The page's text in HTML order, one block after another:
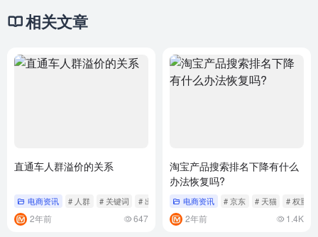
相关文章
直通车人群溢价的关系
电商资讯 # 人群 # 关键词 # 出价
2年前 647
淘宝产品搜索排名下降有什么
办法恢复吗?
电商资讯 # 京东 # 天猫 # 权重
2年前 1.4K